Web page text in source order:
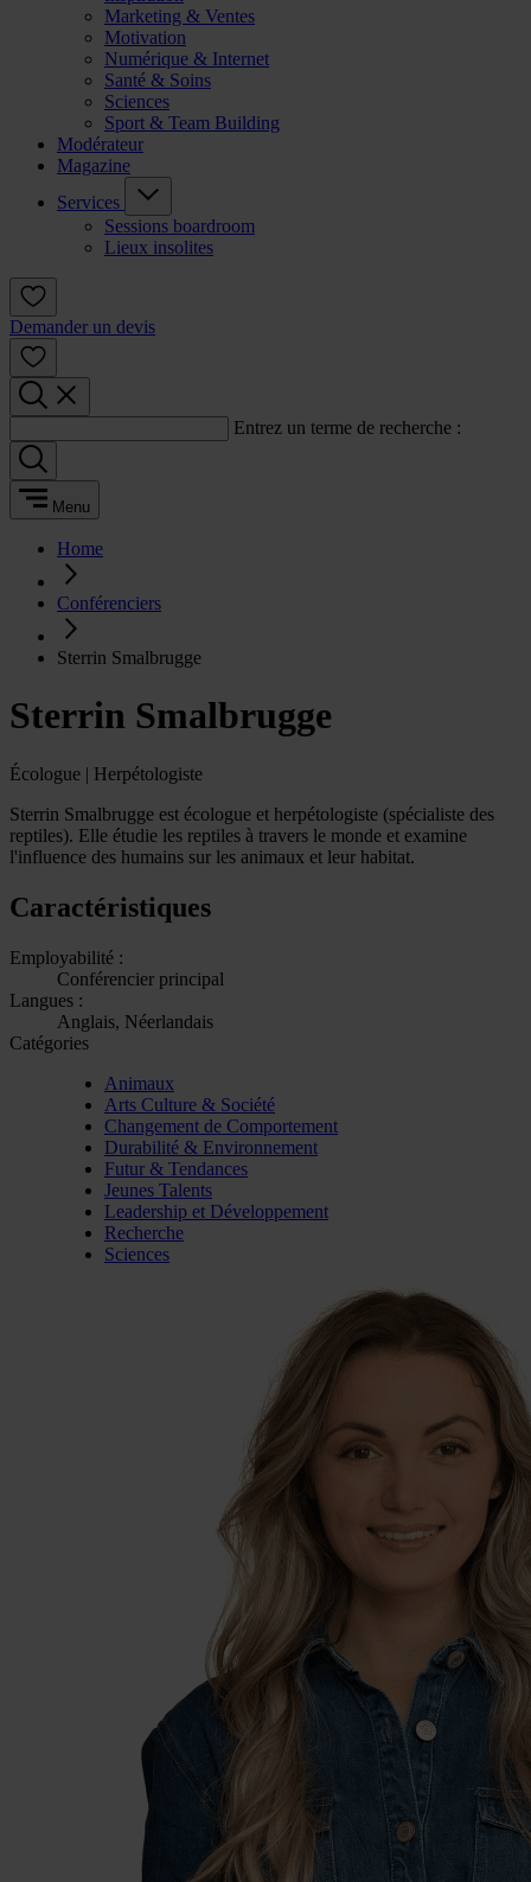
Marketing & Ventes
Motivation
Numérique & Internet
Santé & Soins
Sciences
Sport & Team Building
Modérateur
Magazine
Services
Sessions boardroom
Lieux insolites
Demander un devis
Entrez un terme de recherche :
Menu
Home
Conférenciers
Sterrin Smalbrugge
Sterrin Smalbrugge
Écologue | Herpétologiste
Sterrin Smalbrugge est écologue et herpétologiste (spécialiste des
reptiles). Elle étudie les reptiles à travers le monde et examine
l'influence des humains sur les animaux et leur habitat.
Caractéristiques
Employabilité :
Conférencier principal
Langues :
Anglais, Néerlandais
Catégories
Animaux
Arts Culture & Société
Changement de Comportement
Durabilité & Environnement
Futur & Tendances
Jeunes Talents
Leadership et Développement
Recherche
Sciences